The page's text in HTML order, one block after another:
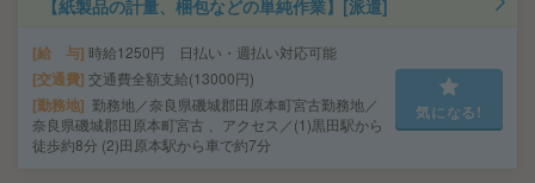
【紙製品の計量、梱包などの単純作業】[派遣]
給 与 時給1250円 日払い・週払い対応可能
交通費 交通費全額支給(13000円)
勤務地 勤務地／奈良県磯城郡田原本町宮古勤務地／
奈良県磯城郡田原本町宮古 、アクセス／(1)黒田駅から
徒歩約8分 (2)田原本駅から車で約7分
気になる!